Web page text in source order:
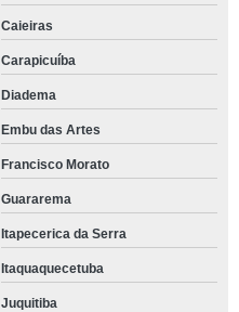
Caieiras
Carapicuíba
Diadema
Embu das Artes
Francisco Morato
Guararema
Itapecerica da Serra
Itaquaquecetuba
Juquitiba